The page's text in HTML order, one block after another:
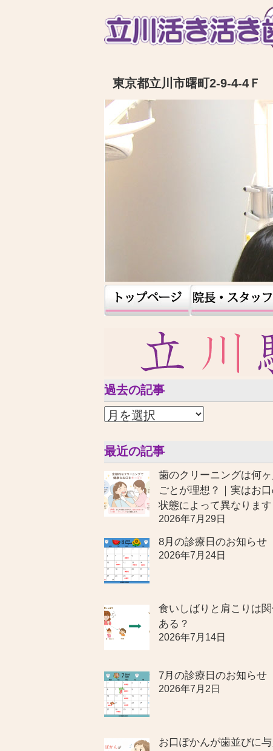
東京都立川市曙町2-9-4-4Ｆ
過去の記事
最近の記事
歯のクリーニングは何ヶ
ごとが理想？｜実はお
状態によって異なります
2026年7月29日
8月の診療日のお知らせ
2026年7月24日
食いしばりと肩こりは
ある？
2026年7月14日
7月の診療日のお知らせ
2026年7月2日
お口ぽかんが歯並びに与